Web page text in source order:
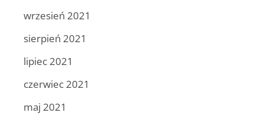
wrzesień 2021
sierpień 2021
lipiec 2021
czerwiec 2021
maj 2021